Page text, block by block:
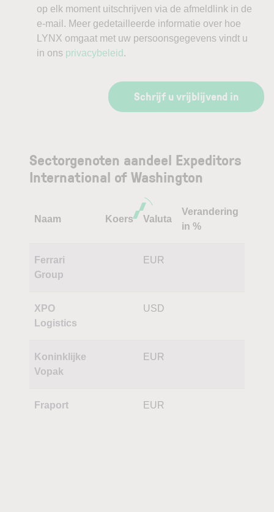
op elk moment uitschrijven via de afmeldlink in de
e-mail. Meer gedetailleerde informatie over hoe
LYNX omgaat met uw persoonsgegevens vindt u
in ons privacybeleid .
Schrijf u vrijblijvend in
Sectorgenoten aandeel Expeditors
International of Washington
Naam Koers Valuta
Verandering
in %
Ferrari
Group
EUR
XPO
Logistics
USD
Koninklijke
Vopak
EUR
Fraport EUR